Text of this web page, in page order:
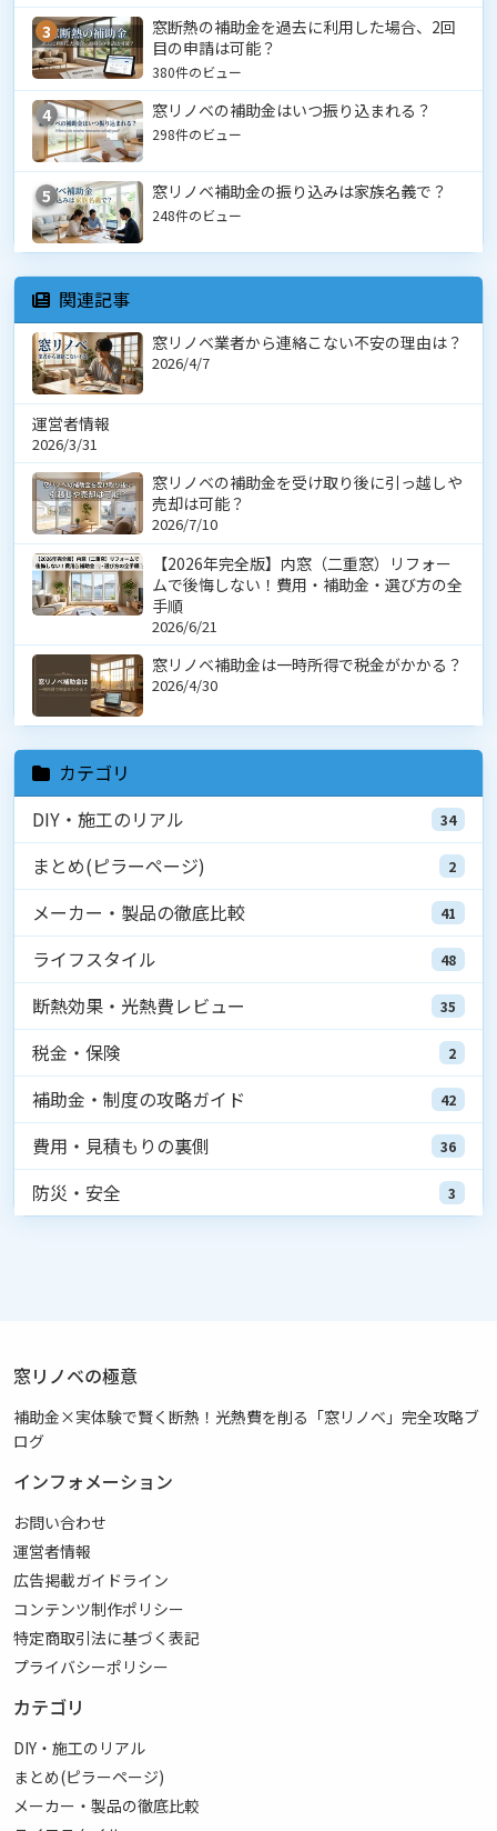
3
窓断熱の補助金を過去に利用した場合、2回
目の申請は可能？
380件のビュー
4 窓リノベの補助金はいつ振り込まれる？
298件のビュー
5 窓リノベ補助金の振り込みは家族名義で？
248件のビュー
関連記事
窓リノベ業者から連絡こない不安の理由は？
2026/4/7
運営者情報
2026/3/31
窓リノベの補助金を受け取り後に引っ越しや
売却は可能？
2026/7/10
【2026年完全版】内窓（二重窓）リフォー
ムで後悔しない！費用・補助金・選び方の全
手順
2026/6/21
窓リノベ補助金は一時所得で税金がかかる？
2026/4/30
カテゴリ
DIY・施工のリアル
34
まとめ(ピラーページ) 2
メーカー・製品の徹底比較 41
ライフスタイル 48
断熱効果・光熱費レビュー 35
税金・保険 2
補助金・制度の攻略ガイド 42
費用・見積もりの裏側 36
防災・安全 3
窓リノベの極意
補助金×実体験で賢く断熱！光熱費を削る「窓リノベ」完全攻略ブ
ログ
インフォメーション
お問い合わせ
運営者情報
広告掲載ガイドライン
コンテンツ制作ポリシー
特定商取引法に基づく表記
プライバシーポリシー
カテゴリ
DIY・施工のリアル
まとめ(ピラーページ)
メーカー・製品の徹底比較